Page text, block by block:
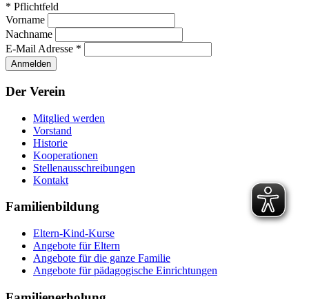
* Pflichtfeld
Vorname
Nachname
E-Mail Adresse *
Der Verein
Mitglied werden
Vorstand
Historie
Kooperationen
Stellenausschreibungen
Kontakt
Familienbildung
Eltern-Kind-Kurse
Angebote für Eltern
Angebote für die ganze Familie
Angebote für pädagogische Einrichtungen